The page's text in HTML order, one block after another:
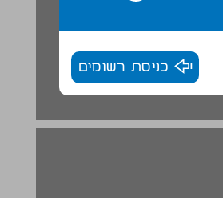
כניסת רשומים